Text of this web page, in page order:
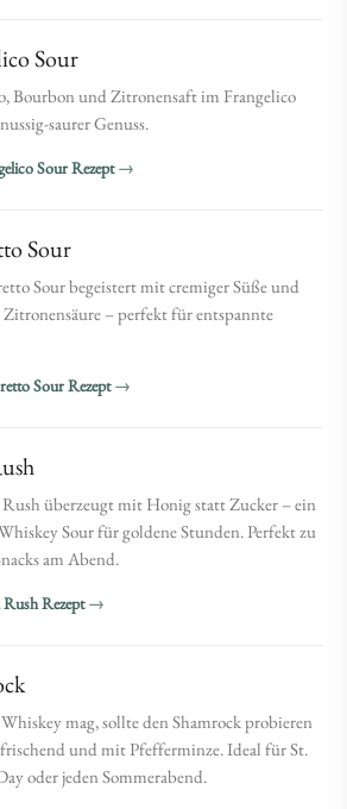
Sour
Bourbon und Zitronensaft im Frangelico
saurer Genuss.
Sour Rezept
Sour
Sour begeistert mit cremiger Süße und
Zitronensäure – perfekt für entspannte
Sour Rezept
überzeugt mit Honig statt Zucker – ein
Sour für goldene Stunden. Perfekt zu
am Abend.
Rezept
mag, sollte den Shamrock probieren
und mit Pfefferminze. Ideal für St.
oder jeden Sommerabend.